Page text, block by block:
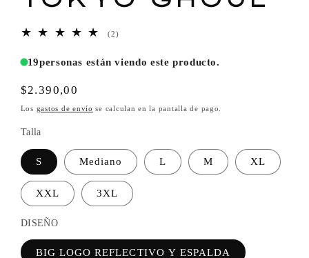
(2)2
totales
19personas están viendo este producto.
Precio
habitual
$2.390,00
Los gastos de envío se calculan en la pantalla de pago.
Talla
S Mediano L M XL
XXL 3XL
DISEÑO
BIG LOGO REFLECTIVO Y ESPALDA